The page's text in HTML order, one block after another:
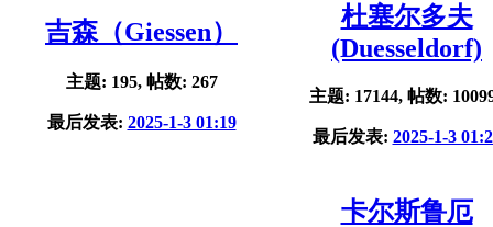
吉森（Giessen）
主题: 195, 帖数: 267
最后发表: 2025-1-3 01:19
杜塞尔多夫
(Duesseldorf)
主题: 17144, 帖数:
最后发表: 2025-1-3
卡尔斯鲁厄